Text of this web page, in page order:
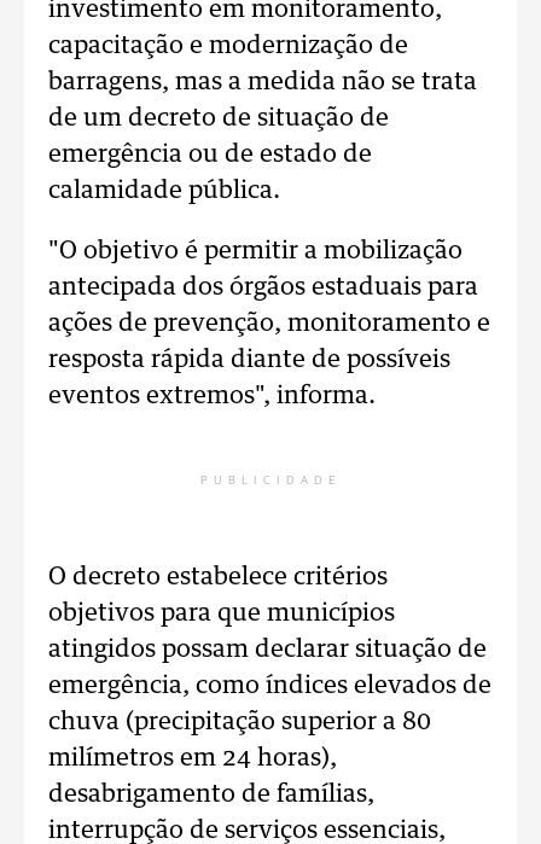
investimento em monitoramento,
capacitação e modernização de
barragens, mas a medida não se trata
de um decreto de situação de
emergência ou de estado de
calamidade pública.
"O objetivo é permitir a mobilização
antecipada dos órgãos estaduais para
ações de prevenção, monitoramento e
resposta rápida diante de possíveis
eventos extremos", informa.
PUBLICIDADE
O decreto estabelece critérios
objetivos para que municípios
atingidos possam declarar situação de
emergência, como índices elevados de
chuva (precipitação superior a 80
milímetros em 24 horas),
desabrigamento de famílias,
interrupção de serviços essenciais,